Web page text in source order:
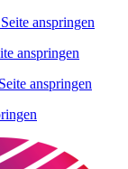
anspringen
anspringen
anspringen